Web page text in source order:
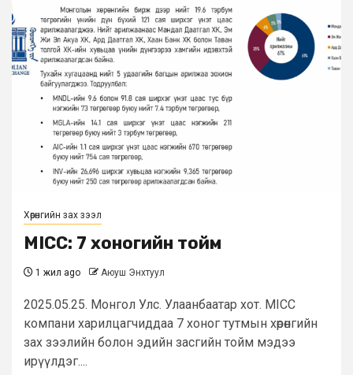
Хөрөнгийн зах зээл
MICC: 7 хоногийн тойм
1 жил ago Аюуш Энхтуул
2025.05.25. Монгол Улс. Улаанбаатар хот. MICC
компани харилцагчиддаа 7 хоног тутмын хөрөнгийн
зах зээлийн болон эдийн засгийн тойм мэдээ
ирүүлдэг....